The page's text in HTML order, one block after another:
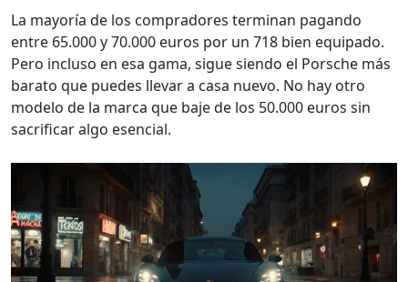
La mayoría de los compradores terminan pagando
entre 65.000 y 70.000 euros por un 718 bien equipado.
Pero incluso en esa gama, sigue siendo el Porsche más
barato que puedes llevar a casa nuevo. No hay otro
modelo de la marca que baje de los 50.000 euros sin
sacrificar algo esencial.